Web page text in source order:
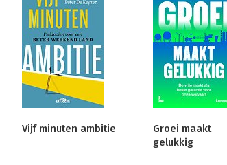
Vijf minuten ambitie
Groei maakt
gelukkig